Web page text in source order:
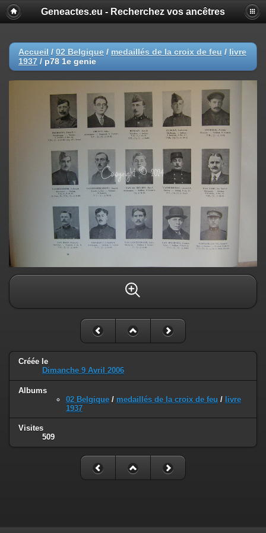
Geneactes.eu - Recherchez vos ancêtres
Accueil / 02 Belgique / medaillés de la croix de feu / livre
1937 / p78 1e genie
Créée le
Dimanche 9 Avril 2006
Albums
02 Belgique / medaillés de la croix de feu / livre
1937
Visites
509